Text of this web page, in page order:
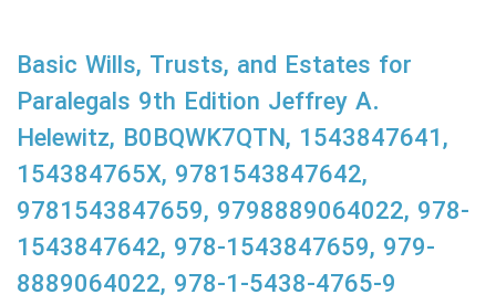
Basic Wills, Trusts, and Estates for
Paralegals 9th Edition Jeffrey A.
Helewitz, B0BQWK7QTN, 1543847641,
154384765X, 9781543847642,
9781543847659, 9798889064022, 978-
1543847642, 978-1543847659, 979-
8889064022, 978-1-5438-4765-9